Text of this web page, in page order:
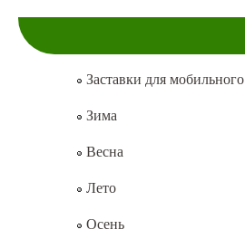
Заставки для мобильного
Зима
Весна
Лето
Осень